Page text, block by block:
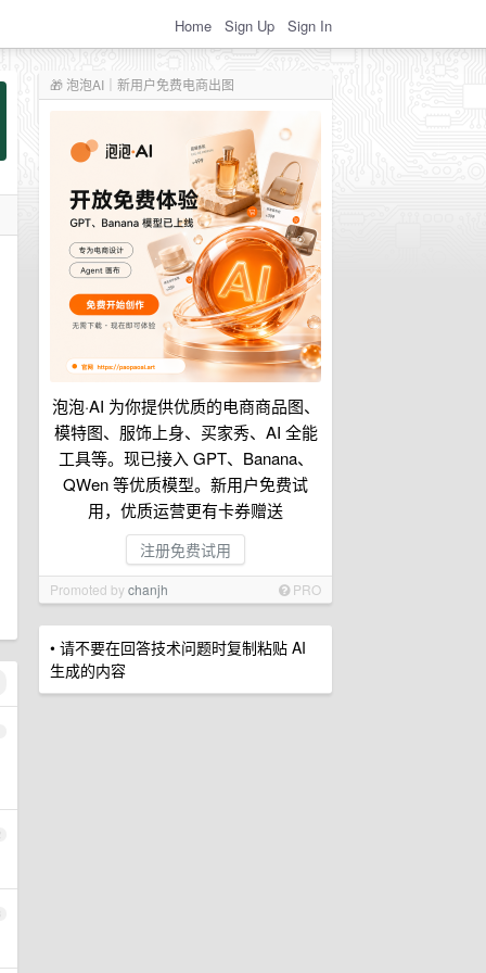
Home Sign Up Sign In
🎁 泡泡AI｜新用户免费电商出图
泡泡·AI 为你提供优质的电商商品图、
模特图、服饰上身、买家秀、AI 全能
工具等。现已接入 GPT、Banana、
QWen 等优质模型。新用户免费试
用，优质运营更有卡券赠送
注册免费试用
Promoted bychanjh PRO
• 请不要在回答技术问题时复制粘贴 AI
生成的内容